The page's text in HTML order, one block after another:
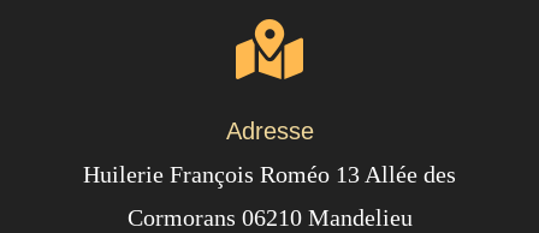
Adresse
Huilerie François Roméo 13 Allée des
Cormorans 06210 Mandelieu